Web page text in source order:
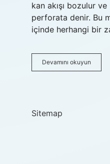
kan akışı bozulur
perforata denir. Bu
içinde herhangi bir
Devamını okuyun
Karın
Sitemap